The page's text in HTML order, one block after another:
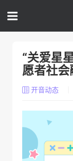
“关爱星
愿者社
开音动态